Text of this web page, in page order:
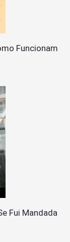
Funcionam
Fui Mandada